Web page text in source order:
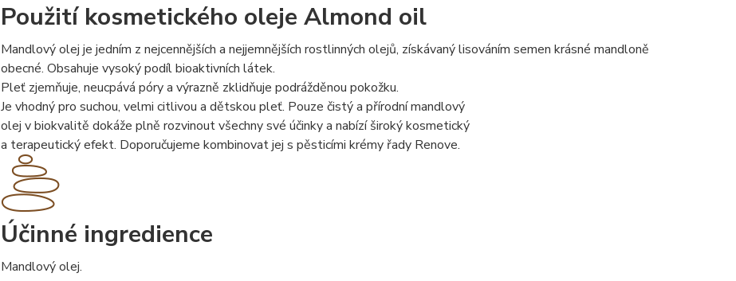
Použití kosmetického oleje Almond oil
Mandlový olej je jedním z nejcennějších a nejjemnějších rostlinných olejů, získávaný lisováním semen krásné mandloně
obecné. Obsahuje vysoký podíl bioaktivních látek.
Pleť zjemňuje, neucpává póry a výrazně zklidňuje podrážděnou pokožku.
Je vhodný pro suchou, velmi citlivou a dětskou pleť. Pouze čistý a přírodní mandlový
olej v biokvalitě dokáže plně rozvinout všechny své účinky a nabízí široký kosmetický
a terapeutický efekt. Doporučujeme kombinovat jej s pěsticími krémy řady Renove.
Účinné ingredience
Mandlový olej.